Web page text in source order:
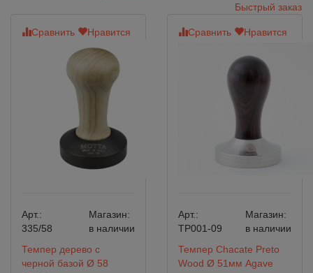
Быстрый заказ
Сравнить Нравится
Арт.:
335/58
Магазин:
в наличии
Темпер дерево с
черной базой Ø 58
Сравнить Нравится
Арт.:
TP001-09
Магазин:
в наличии
Темпер Chacate Preto
Wood Ø 51мм Agave